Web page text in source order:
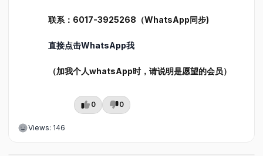
联系：6017-3925268（WhatsApp同步)
直接点击WhatsApp我
（加我个人whatsApp时，请说明是愿望的会员）
0 0
Views: 146